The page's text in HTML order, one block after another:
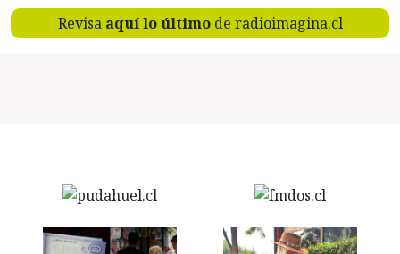
Revisa aquí lo últimode radioimagina.cl